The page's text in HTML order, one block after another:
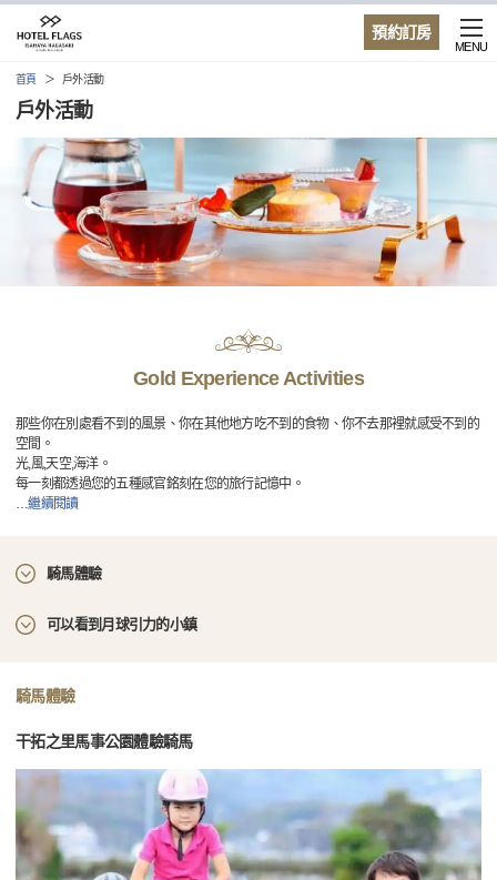
預約訂房
MENU
首頁 戶外活動
戶外活動
Gold Experience Activities
那些你在別處看不到的風景、你在其他地方吃不到的食物、你不去那裡就感受不到的
空間。
光,風,天空,海洋。
每一刻都透過您的五種感官銘刻在您的旅行記憶中。
…繼續閱讀
騎馬體驗
可以看到月球引力的小鎮
騎馬體驗
干拓之里馬事公園體驗騎馬